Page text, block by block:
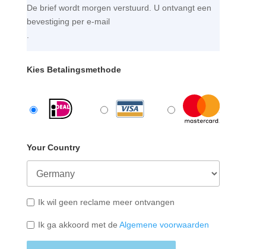
De brief wordt morgen verstuurd. U ontvangt een
bevestiging per e-mail
.
Kies Betalingsmethode
Your Country
Ik wil geen reclame meer ontvangen
Ik ga akkoord met de Algemene voorwaarden